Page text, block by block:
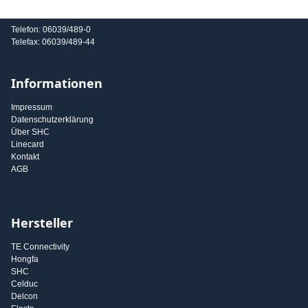
Telefon: 06039/489-0
Telefax: 06039/489-44
Informationen
Impressum
Datenschutzerklärung
Über SHC
Linecard
Kontakt
AGB
Hersteller
TE Connectivity
Hongfa
SHC
Celduc
Delcon